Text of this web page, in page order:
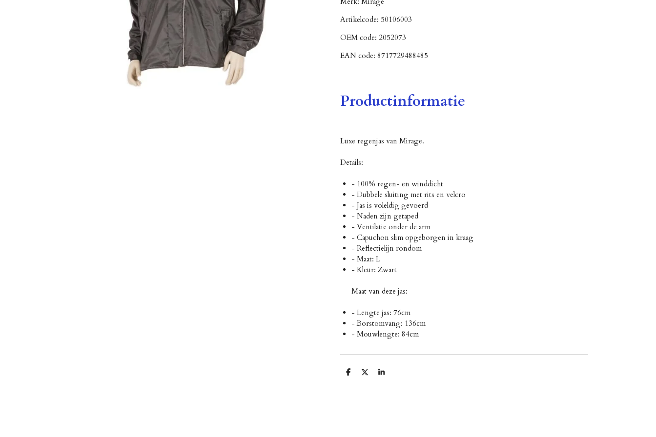
Artikelcode: 50106003
OEM code: 2052073
EAN code: 8717729488485
Productinformatie
Luxe regenjas van Mirage.
Details:
- 100% regen- en winddicht
- Dubbele sluiting met rits en velcro
- Jas is voleldig gevoerd
- Naden zijn getaped
- Ventilatie onder de arm
- Capuchon slim opgeborgen in kraag
- Reflectielijn rondom
- Maat: L
- Kleur: Zwart
Maat van deze jas:
- Lengte jas: 76cm
- Borstomvang: 136cm
- Mouwlengte: 84cm
D
D
S